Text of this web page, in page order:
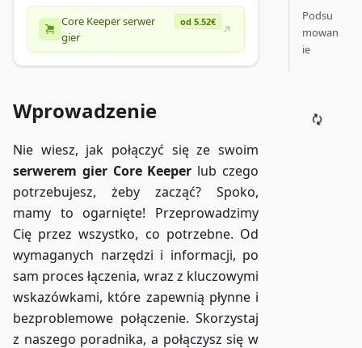
Core Keeper serwer
gier
od 5.52€
Wprowadzenie
Nie wiesz, jak połączyć się ze swoim
serwerem gier Core Keeper lub czego
potrzebujesz, żeby zacząć? Spoko,
mamy to ogarnięte! Przeprowadzimy
Cię przez wszystko, co potrzebne. Od
wymaganych narzędzi i informacji, po
sam proces łączenia, wraz z kluczowymi
wskazówkami, które zapewnią płynne i
bezproblemowe połączenie. Skorzystaj
z naszego poradnika, a połączysz się w
Podsu
mowan
ie